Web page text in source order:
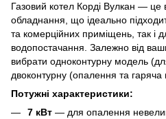
Газовий котел Корді Вулкан — це
обладнання, що ідеально
та комерційних приміщень, так і
водопостачання. Залежно від
вибрати одноконтурну модель
двоконтурну (опалення та гаряча
Потужні характеристики:
7 кВт — для опалення